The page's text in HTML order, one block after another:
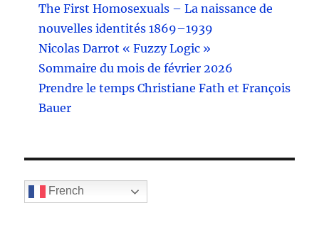
The First Homosexuals – La naissance de
nouvelles identités 1869–1939
Nicolas Darrot « Fuzzy Logic »
Sommaire du mois de février 2026
Prendre le temps Christiane Fath et François
Bauer
French